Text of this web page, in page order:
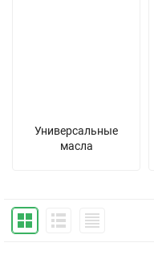
Универсальные
масла